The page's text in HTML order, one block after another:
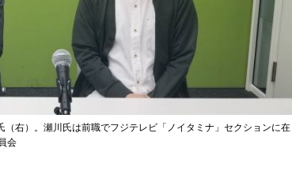
右）。瀬川氏は前職でフジテレビ「ノイタミナ」セクションに在
会